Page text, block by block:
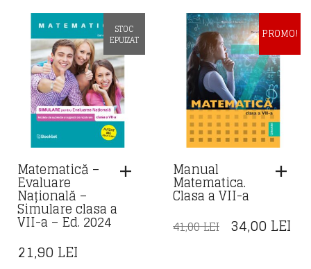
FOST:
41,00 LEI.
34,00 LEI.
STOC
EPUIZAT
Matematică –
Evaluare
Națională –
Simulare clasa a
VII-a – Ed. 2024
21,90 LEI
PROMO!
Manual
Matematica.
Clasa a VII-a
41,00LEI PREȚUL
34,00 LEI